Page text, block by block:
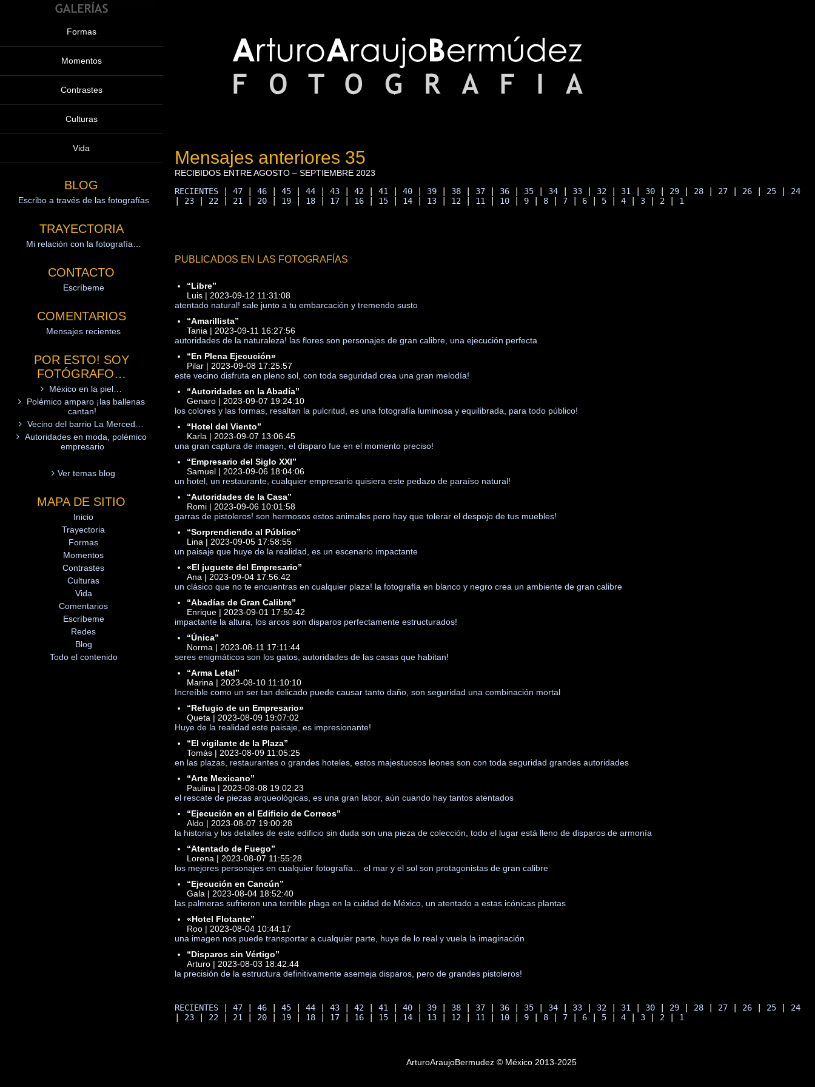
Formas
Momentos
Contrastes
Culturas
Vida
BLOG
Escribo a través de las fotografías
TRAYECTORIA
Mi relación con la fotografía…
CONTACTO
Escríbeme
COMENTARIOS
Mensajes recientes
POR ESTO! SOY
FOTÓGRAFO…
México en la piel…
Polémico amparo ¡las ballenas
cantan!
Vecino del barrio La Merced…
Autoridades en moda, polémico
empresario
Ver temas blog
MAPA DE SITIO
Inicio
Trayectoria
Formas
Momentos
Contrastes
Culturas
Vida
Comentarios
Escríbeme
Redes
Blog
Todo el contenido
Mensajes anteriores 35
RECIBIDOS ENTRE AGOSTO – SEPTIEMBRE 2023
RECIENTES | 47 | 46 | 45 | 44 | 43 | 42 | 41 | 40 39 38 37 36 35 34 33 32 31 30 29 28 27 26 25
24
23 22 21 20 19 18 17 16 15 14 13 12 11 10 9 8 7 6 5 | 4 3 2 1
PUBLICADOS EN LAS FOTOGRAFÍAS
“Libre”
Luis | 2023-09-12 11:31:08
atentado natural! sale junto a tu embarcación y tremendo susto
“Amarillista”
Tania | 2023-09-11 16:27:56
autoridades de la naturaleza! las flores son personajes de gran calibre, una ejecución perfecta
“En Plena Ejecución»
Pilar | 2023-09-08 17:25:57
este vecino disfruta en pleno sol, con toda seguridad crea una gran melodía!
“Autoridades en la Abadía”
Genaro | 2023-09-07 19:24:10
los colores y las formas, resaltan la pulcritud, es una fotografía luminosa y equilibrada, para todo público!
“Hotel del Viento”
Karla | 2023-09-07 13:06:45
una gran captura de imagen, el disparo fue en el momento preciso!
“Empresario del Siglo XXI”
Samuel | 2023-09-06 18:04:06
un hotel, un restaurante, cualquier empresario quisiera este pedazo de paraíso natural!
“Autoridades de la Casa”
Romi | 2023-09-06 10:01:58
garras de pistoleros! son hermosos estos animales pero hay que tolerar el despojo de tus muebles!
“Sorprendiendo al Público”
Lina | 2023-09-05 17:58:55
un paisaje que huye de la realidad, es un escenario impactante
«El juguete del Empresario”
Ana | 2023-09-04 17:56:42
un clásico que no te encuentras en cualquier plaza! la fotografía en blanco y negro crea un ambiente de gran calibre
“Abadías de Gran Calibre”
Enrique | 2023-09-01 17:50:42
impactante la altura, los arcos son disparos perfectamente estructurados!
“Única”
Norma | 2023-08-11 17:11:44
seres enigmáticos son los gatos, autoridades de las casas que habitan!
“Arma Letal”
Marina | 2023-08-10 11:10:10
Increíble como un ser tan delicado puede causar tanto daño, son seguridad una combinación mortal
“Refugio de un Empresario»
Queta | 2023-08-09 19:07:02
Huye de la realidad este paisaje, es impresionante!
“El vigilante de la Plaza”
Tomás | 2023-08-09 11:05:25
en las plazas, restaurantes o grandes hoteles, estos majestuosos leones son con toda seguridad grandes autoridades
“Arte Mexicano”
Paulina | 2023-08-08 19:02:23
el rescate de piezas arqueológicas, es una gran labor, aún cuando hay tantos atentados
“Ejecución en el Edificio de Correos”
Aldo | 2023-08-07 19:00:28
la historia y los detalles de este edificio sin duda son una pieza de colección, todo el lugar está lleno de disparos de armonía
“Atentado de Fuego”
Lorena | 2023-08-07 11:55:28
los mejores personajes en cualquier fotografía… el mar y el sol son protagonistas de gran calibre
“Ejecución en Cancún”
Gala | 2023-08-04 18:52:40
las palmeras sufrieron una terrible plaga en la cuidad de México, un atentado a estas icónicas plantas
«Hotel Flotante”
Roo | 2023-08-04 10:44:17
una imagen nos puede transportar a cualquier parte, huye de lo real y vuela la imaginación
“Disparos sin Vértigo”
Arturo | 2023-08-03 18:42:44
la precisión de la estructura definitivamente asemeja disparos, pero de grandes pistoleros!
RECIENTES | 47 | 46 | 45 | 44 | 43 | 42 | 41 | 40 39 38 37 36 35 34 33 32 31 30 29 28 27 26 25
24
23 22 21 20 19 18 17 16 15 14 13 12 11 10 9 8 7 6 5 | 4 3 2 1
ArturoAraujoBermudez © México 2013-2025